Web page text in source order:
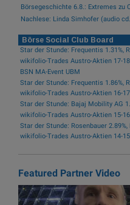
Börsegeschichte 6.8.: Extremes zu
Nachlese: Linda Simhofer (audio
Börse Social Club Board
Star der Stunde: Frequentis 1.31%,
wikifolio-Trades Austro-Aktien 17-
BSN MA-Event UBM
Star der Stunde: Frequentis 1.86%,
wikifolio-Trades Austro-Aktien 16-
wikifolio-Trades Austro-Aktien 15-
wikifolio-Trades Austro-Aktien 14-
Featured Partner Video